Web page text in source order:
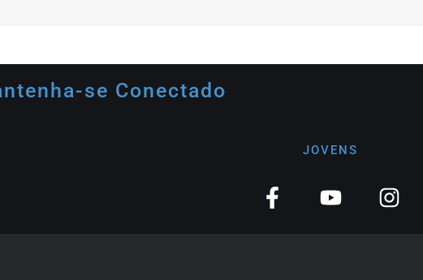
se Conectado
JOVENS